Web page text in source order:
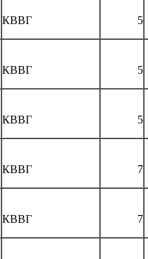
КВВГ 5
КВВГ 5
КВВГ 5
КВВГ 7
КВВГ 7